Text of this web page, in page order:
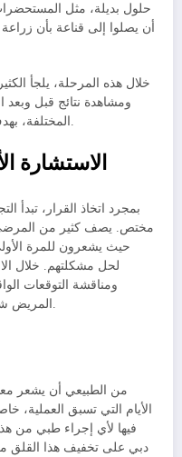
حلول بديلة، مثل
أن يصلوا إلى قناعة بأن
خلال هذه المرحلة، يلجأ
ومشاهدة نتائج قبل وبعد
الاستشارة
بمجرد اتخاذ القرار، تبدأ
مختص. يصف كثير من المرضى
حيث يشعرون للمرة
لحل مشكلتهم. خلال
ومناقشة التوقعات
من الطبيعي أن يشعر
الأيام التي تسبق العملية،
فيها لأي إجراء طبي من
دبي على تخفيف هذا